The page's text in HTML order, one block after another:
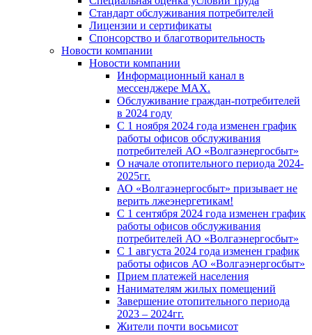
Стандарт обслуживания потребителей
Лицензии и сертификаты
Спонсорство и благотворительность
Новости компании
Новости компании
Информационный канал в
мессенджере MAX.
Обслуживание граждан-потребителей
в 2024 году
С 1 ноября 2024 года изменен график
работы офисов обслуживания
потребителей АО «Волгаэнергосбыт»
О начале отопительного периода 2024-
2025гг.
АО «Волгаэнергосбыт» призывает не
верить лжеэнергетикам!
С 1 сентября 2024 года изменен график
работы офисов обслуживания
потребителей АО «Волгаэнергосбыт»
С 1 августа 2024 года изменен график
работы офисов АО «Волгаэнергосбыт»
Прием платежей населения
Нанимателям жилых помещений
Завершение отопительного периода
2023 – 2024гг.
Жители почти восьмисот